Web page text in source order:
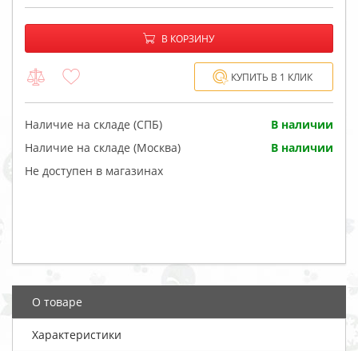
−
В КОРЗИНУ
КУПИТЬ В 1 КЛИК
Наличие на складе (СПБ)
В наличии
Наличие на складе (Москва)
В наличии
Не доступен в магазинах
О товаре
Характеристики